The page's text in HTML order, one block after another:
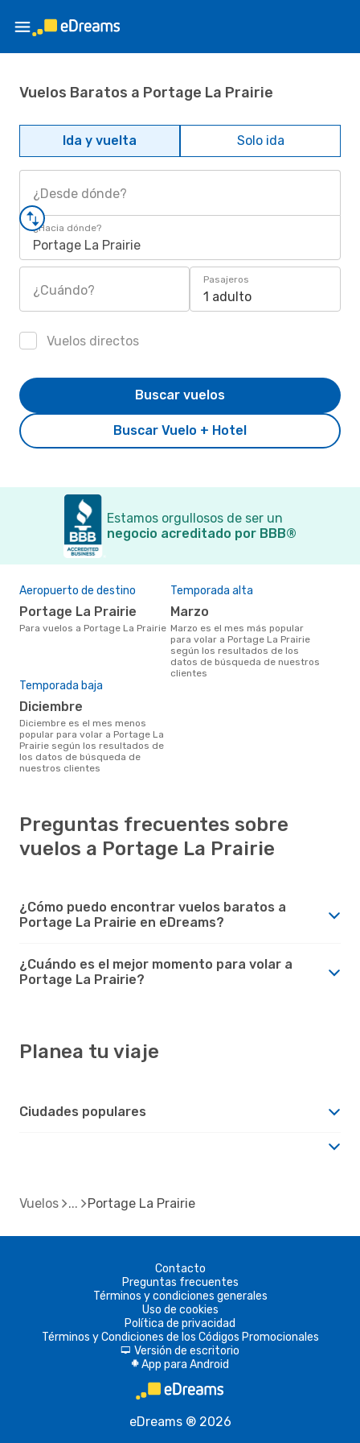
Vuelos Baratos a Portage La Prairie
Ida y vuelta Solo ida
¿Desde dónde?
¿Hacia dónde?
Portage La Prairie
¿Cuándo?
Pasajeros
1 adulto
Vuelos directos
Buscar Vuelo + Hotel
Buscar vuelos
Estamos orgullosos de ser un
negocio acreditado por BBB®
Aeropuerto de destino
Portage La Prairie
Para vuelos a Portage La Prairie
Temporada alta
marzo
marzo es el mes más popular
para volar a Portage La Prairie
según los resultados de los
datos de búsqueda de nuestros
clientes
Temporada baja
diciembre
diciembre es el mes menos
popular para volar a Portage La
Prairie según los resultados de
los datos de búsqueda de
nuestros clientes
Preguntas frecuentes sobre
vuelos a Portage La Prairie
¿Cómo puedo encontrar vuelos baratos a
Portage La Prairie en eDreams?
¿Cuándo es el mejor momento para volar a
Portage La Prairie?
Planea tu viaje
Ciudades populares
Vuelos Portage La Prairie
Contacto
Preguntas frecuentes
Términos y condiciones generales
Uso de cookies
Política de privacidad
Términos y Condiciones de los Códigos Promocionales
d Versión de escritorio
A App para Android
eDreams ® 2026